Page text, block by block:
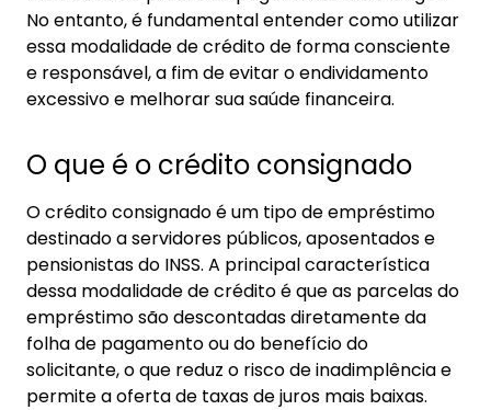
3. Quando utilizar o crédito consignado
4. Como usar o crédito consignado de forma
consciente
do aplicativo Konsi
No entanto, é fundamental entender como utilizar
essa modalidade de crédito de forma consciente
e responsável, a fim de evitar o endividamento
excessivo e melhorar sua saúde financeira.
O que é o crédito consignado
O crédito consignado é um tipo de empréstimo
destinado a servidores públicos, aposentados e
pensionistas do INSS. A principal característica
dessa modalidade de crédito é que as parcelas do
empréstimo são descontadas diretamente da
folha de pagamento ou do benefício do
solicitante, o que reduz o risco de inadimplência e
permite a oferta de taxas de juros mais baixas.